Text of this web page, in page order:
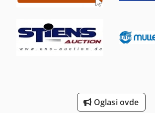
Oglasi ovde